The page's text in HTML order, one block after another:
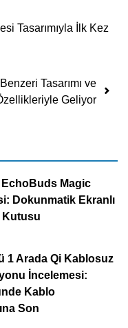
Tasarımıyla İlk Kez
Tasarımı ve
Geliyor
EchoBuds Magic
Dokunmatik Ekranlı
Kutusu
1 Arada Qi Kablosuz
İncelemesi:
Kablo
Son